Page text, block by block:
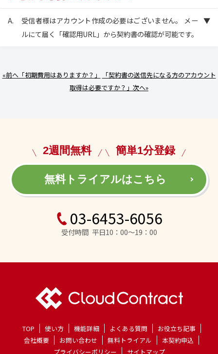
受信者様はアカウント作成の必要はございません。 メー
ルにて届く「確認用URL」から契約書の確認が可能です。
«前へ「初期費用はありますか？」
「契約書の送信先になる方のアカウント
取得は必要ですか？」次へ»
2週間無料 簡単1分登録
無料トライアルはこちら
03-6453-6056
受付時間 平日10：00～19：00
TOP 使い方 機能詳細 よくある質問
お役立ち記事
会社概要
お問い合わせ 無料トライアル
本契約申込
プライバシーポリシー
サイトマップ